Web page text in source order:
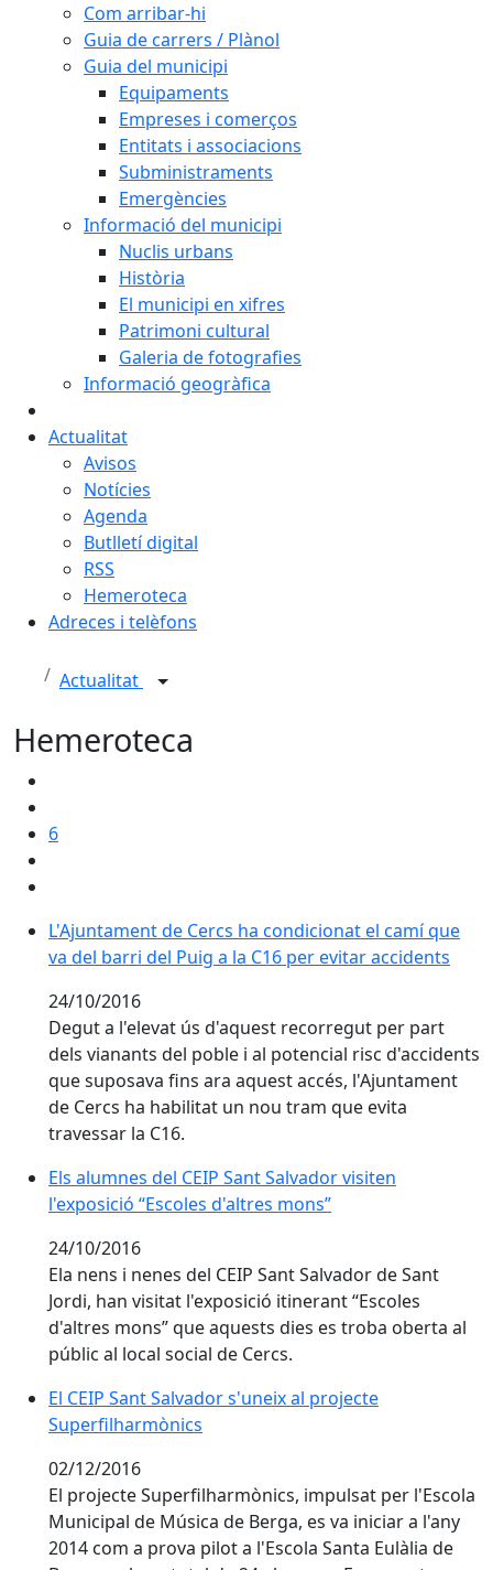
Com arribar-hi
Guia de carrers / Plànol
Guia del municipi
Equipaments
Empreses i comerços
Entitats i associacions
Subministraments
Emergències
Informació del municipi
Nuclis urbans
Història
El municipi en xifres
Patrimoni cultural
Galeria de fotografies
Informació geogràfica
Actualitat
Avisos
Notícies
Agenda
Butlletí digital
RSS
Hemeroteca
Adreces i telèfons
Actualitat
Hemeroteca
6
L'Ajuntament de Cercs ha condicionat el camí que
L'Ajuntament de Cercs ha condicionat el camí que
va del barri del Puig a la C16 per evitar accidents
24/10/2016
Degut a l'elevat ús d'aquest recorregut per part
dels vianants del poble i al potencial risc d'accidents
que suposava fins ara aquest accés, l'Ajuntament
de Cercs ha habilitat un nou tram que evita
travessar la C16.
Els alumnes del CEIP Sant Salvador visiten l'exposició
Els alumnes del CEIP Sant Salvador visiten
l'exposició “Escoles d'altres mons”
24/10/2016
Ela nens i nenes del CEIP Sant Salvador de Sant
Jordi, han visitat l'exposició itinerant “Escoles
d'altres mons” que aquests dies es troba oberta al
públic al local social de Cercs.
El CEIP Sant Salvador s'uneix al projecte
El CEIP Sant Salvador s'uneix al projecte
Superfilharmònics
02/12/2016
El projecte Superfilharmònics, impulsat per l'Escola
Municipal de Música de Berga, es va iniciar a l'any
2014 com a prova pilot a l'Escola Santa Eulàlia de